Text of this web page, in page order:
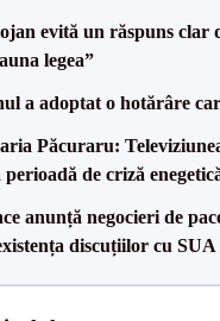
evită un răspuns clar
legea”
a adoptat o hotărâre
Păcuraru:
perioadă de criză
anunță negocieri de
discuțiilor cu SUA